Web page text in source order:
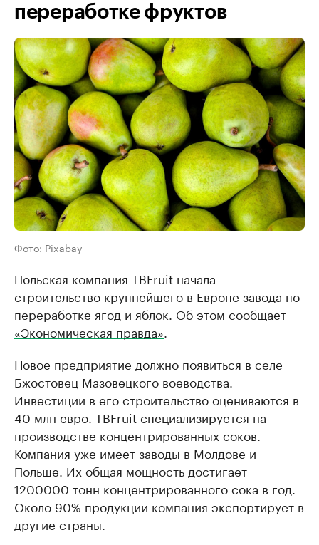
переработке фруктов
Фото: Pixabay
Польская компания TBFruit начала
строительство крупнейшего в Европе завода по
переработке ягод и яблок. Об этом сообщает
«Экономическая правда»
Новое предприятие должно появиться в селе
Бжостовец Мазовецкого воеводства.
Инвестиции в его строительство оцениваются в
40 млн евро. TBFruit специализируется на
производстве концентрированных соков.
Компания уже имеет заводы в Молдове и
Польше. Их общая мощность достигает
1200000 тонн концентрированного сока в год.
Около 90% продукции компания экспортирует в
другие страны.